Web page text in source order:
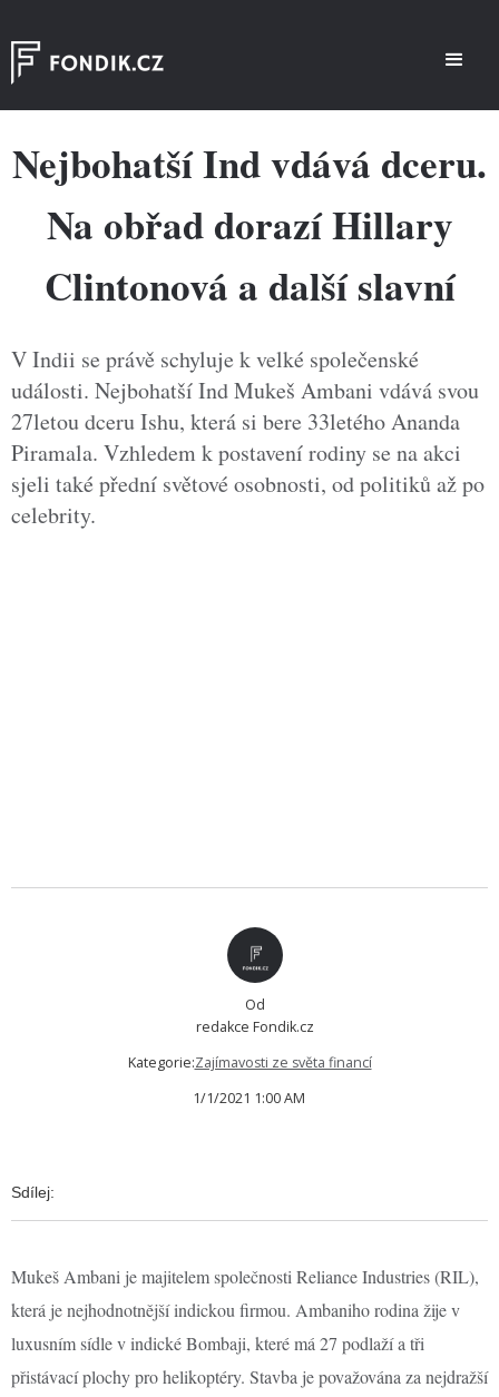
Nejbohatší Ind vdává dceru.
Na obřad dorazí Hillary
Clintonová a další slavní
V Indii se právě schyluje k velké společenské
události. Nejbohatší Ind Mukeš Ambani vdává svou
27letou dceru Ishu, která si bere 33letého Ananda
Piramala. Vzhledem k postavení rodiny se na akci
sjeli také přední světové osobnosti, od politiků až po
celebrity.
Od
redakce Fondik.cz
Kategorie:Zajímavosti ze světa financí
1/1/2021 1:00 AM
Sdílej:
Mukeš Ambani je majitelem společnosti Reliance Industries (RIL),
která je nejhodnotnější indickou firmou. Ambaniho rodina žije v
luxusním sídle v indické Bombaji, které má 27 podlaží a tři
přistávací plochy pro helikoptéry. Stavba je považována za nejdražší